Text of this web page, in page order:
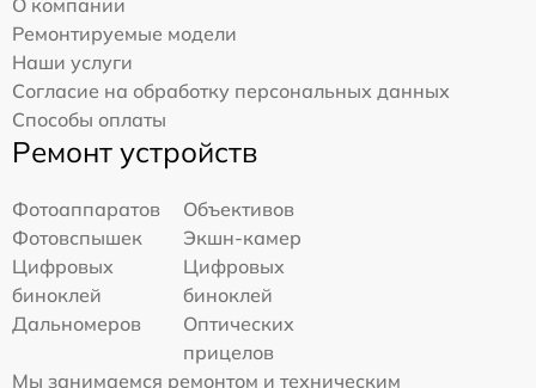
О компании
Ремонтируемые модели
Наши услуги
Согласие на обработку персональных данных
Способы оплаты
Ремонт устройств
Фотоаппаратов
Объективов
Фотовспышек
Экшн-камер
Цифровых
биноклей
Цифровых
биноклей
Дальномеров
Оптических
прицелов
Мы занимаемся ремонтом и техническим